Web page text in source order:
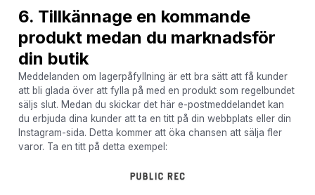
6. Tillkännage en kommande
produkt medan du marknadsför
din butik
Meddelanden om lagerpåfyllning är ett bra sätt att få kunder
att bli glada över att fylla på med en produkt som regelbundet
säljs slut. Medan du skickar det här e-postmeddelandet kan
du erbjuda dina kunder att ta en titt på din webbplats eller din
Instagram-sida. Detta kommer att öka chansen att sälja fler
varor. Ta en titt på detta exempel: